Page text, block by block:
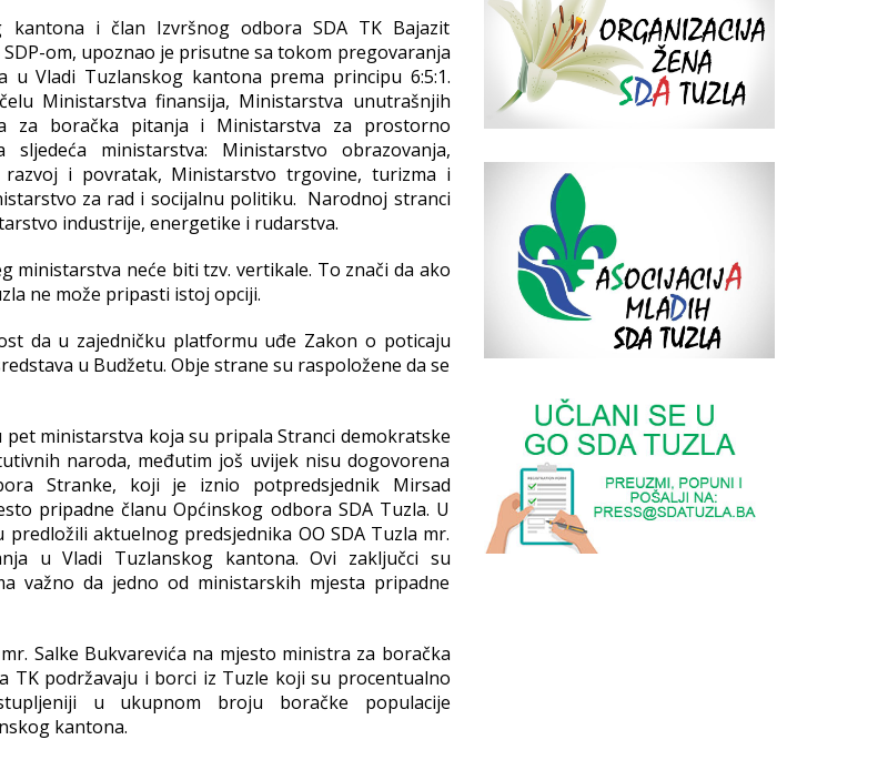
kantona i član Izvršnog odbora SDA TK Bajazit
om, upoznao je prisutne sa tokom pregovaranja
Vladi Tuzlanskog kantona prema principu 6:5:1.
Ministarstva finansija, Ministarstva unutrašnjih
za boračka pitanja i Ministarstva za prostorno
sljedeća ministarstva: Ministarstvo obrazovanja,
i povratak, Ministarstvo trgovine, turizma i
za rad i socijalnu politiku. Narodnoj stranci
industrije, energetike i rudarstva.
ministarstva neće biti tzv. vertikale. To znači da ako
ne može pripasti istoj opciji.
da u zajedničku platformu uđe Zakon o poticaju
u Budžetu. Obje strane su raspoložene da se
ministarstva koja su pripala Stranci demokratske
naroda, međutim još uvijek nisu dogovorena
Stranke, koji je iznio potpredsjednik Mirsad
pripadne članu Općinskog odbora SDA Tuzla. U
aktuelnog predsjednika OO SDA Tuzla mr.
u Vladi Tuzlanskog kantona. Ovi zaključci su
važno da jedno od ministarskih mjesta pripadne
Salke Bukvarevića na mjesto ministra za boračka
TK podržavaju i borci iz Tuzle koji su procentualno
u ukupnom broju boračke populacije
kantona.